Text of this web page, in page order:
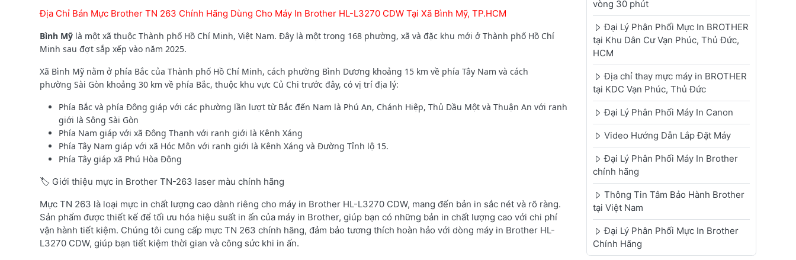
Địa Chỉ Bán Mực Brother TN 263 Chính Hãng Dùng Cho Máy In Brother HL-L3270 CDW Tại Xã Bình Mỹ, TP.HCM
Bình Mỹ là một xã thuộc Thành phố Hồ Chí Minh, Việt Nam. Đây là một trong 168 phường, xã và đặc khu mới ở Thành phố Hồ Chí
Minh sau đợt sắp xếp vào năm 2025.
Xã Bình Mỹ nằm ở phía Bắc của Thành phố Hồ Chí Minh, cách phường Bình Dương khoảng 15 km về phía Tây Nam và cách
phường Sài Gòn khoảng 30 km về phía Bắc, thuộc khu vực Củ Chi trước đây, có vị trí địa lý:
Phía Bắc và phía Đông giáp với các phường lần lượt từ Bắc đến Nam là Phú An, Chánh Hiệp, Thủ Dầu Một và Thuận An với ranh
giới là Sông Sài Gòn
Phía Nam giáp với xã Đông Thạnh với ranh giới là Kênh Xáng
Phía Tây Nam giáp với xã Hóc Môn với ranh giới là Kênh Xáng và Đường Tỉnh lộ 15.
Phía Tây giáp xã Phú Hòa Đông
🏷️ Giới thiệu mực in Brother TN-263 laser màu chính hãng
Mực TN 263 là loại mực in chất lượng cao dành riêng cho máy in Brother HL-L3270 CDW, mang đến bản in sắc nét và rõ ràng.
Sản phẩm được thiết kế để tối ưu hóa hiệu suất in ấn của máy in Brother, giúp bạn có những bản in chất lượng cao với chi phí
vận hành tiết kiệm. Chúng tôi cung cấp mực TN 263 chính hãng, đảm bảo tương thích hoàn hảo với dòng máy in Brother HL-
L3270 CDW, giúp bạn tiết kiệm thời gian và công sức khi in ấn.
vòng 30 phút
Đại Lý Phân Phối Mực In BROTHER
tại Khu Dân Cư Vạn Phúc, Thủ Đức,
HCM
Địa chỉ thay mực máy in BROTHER
tại KDC Vạn Phúc, Thủ Đức
Đại Lý Phân Phối Máy In Canon
Video Hướng Dẫn Lắp Đặt Máy
Đại Lý Phân Phối Máy In Brother
chính hãng
Thông Tin Tâm Bảo Hành Brother
tại Việt Nam
Đại Lý Phân Phối Mực In Brother
Chính Hãng